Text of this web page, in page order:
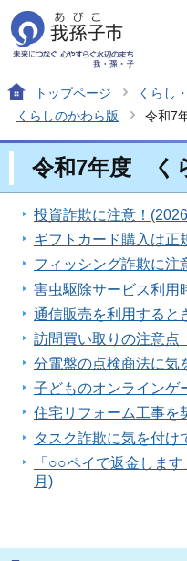
トップページ くらし
くらしのかわら版
令和7
令和7年度 く
投資詐欺に注意！
ギフトカード購入は正
フィッシング詐欺に注
害虫駆除サービス利用
通信販売を利用すると
訪問買い取りの注意点
分電盤の点検商法に気
子どものオンラインゲ
住宅リフォーム工事を
タスク詐欺に気を付け
「○○ペイで返金しま
月)